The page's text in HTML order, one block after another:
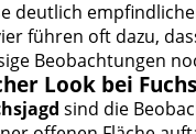
deutlich
führen oft dazu,
Beobachtungen
Look bei
sind die